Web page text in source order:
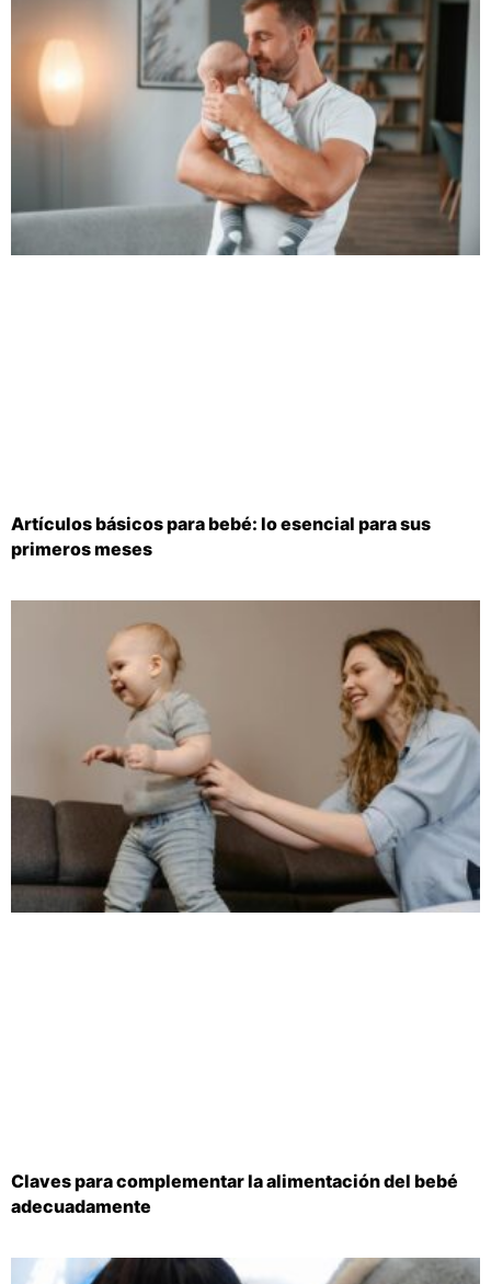
Artículos básicos para bebé: lo esencial para sus
primeros meses
Claves para complementar la alimentación del bebé
adecuadamente